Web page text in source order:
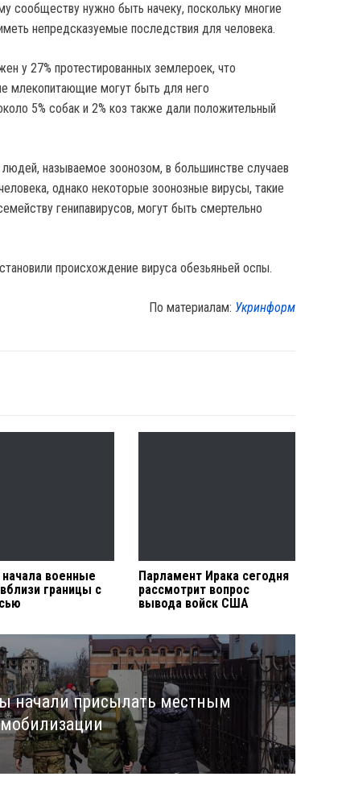
сообществу нужно быть начеку, поскольку многие
непредсказуемые последствия для человека.
у 27% протестированных землероек, что
млекопитающие могут быть для него
5% собак и 2% коз также дали положительный
называемое зоонозом, в большинстве случаев
однако некоторые зоонозные вирусы, такие
генипавирусов, могут быть смертельно
происхождение вируса обезьяньей оспы.
По материалам: Укринформ
военные
границы с
Парламент Ирака сегодня
рассмотрит вопрос
вывода войск США
начали присылать местным